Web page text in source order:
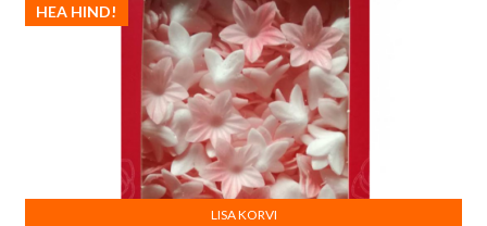
HEA HIND!
LISA KORVI